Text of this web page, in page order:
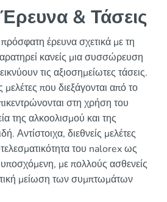
& Τάσεις
έρευνα σχετικά με τη
κανείς μια συσσώρευση
τις αξιοσημείωτες τάσεις.
που διεξάγονται από το
στη χρήση του
της αλκοολισμού και της
Αντίστοιχα, διεθνείς μελέτες
του nalorex ως
υποσχόμενη, με πολλούς ασθενείς
μείωση των συμπτωμάτων